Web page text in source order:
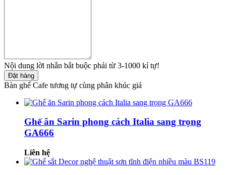
Nội dung lời nhắn bắt buộc phải từ 3-1000 kí tự!
Đặt hàng
Bàn ghế Cafe tương tự cùng phân khúc giá
Ghế ăn Sarin phong cách Italia sang trọng
GA666
Liên hệ